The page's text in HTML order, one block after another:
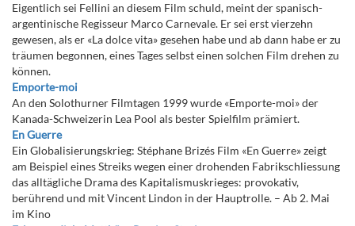
Eigentlich sei Fellini an diesem Film schuld, meint der spanisch-
argentinische Regisseur Marco Carnevale. Er sei erst vierzehn
gewesen, als er «La dolce vita» gesehen habe und ab dann habe er zu
träumen begonnen, eines Tages selbst einen solchen Film drehen zu
können.
Emporte-moi
An den Solothurner Filmtagen 1999 wurde «Emporte-moi» der
Kanada-Schweizerin Lea Pool als bester Spielfilm prämiert.
En Guerre
Ein Globalisierungskrieg: Stéphane Brizés Film «En Guerre» zeigt
am Beispiel eines Streiks wegen einer drohenden Fabrikschliessung
das alltägliche Drama des Kapitalismuskrieges: provokativ,
berührend und mit Vincent Lindon in der Hauptrolle. – Ab 2. Mai
im Kino